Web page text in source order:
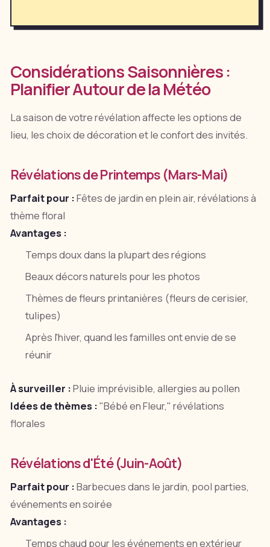
Considérations Saisonnières :
Planifier Autour de la Météo
La saison de votre révélation affecte les options de
lieu, les choix de décoration et le confort des invités.
Révélations de Printemps (Mars-Mai)
Parfait pour :Fêtes de jardin en plein air, révélations à
thème floral
Avantages :
Temps doux dans la plupart des régions
Beaux décors naturels pour les photos
Thèmes de fleurs printanières (fleurs de cerisier,
tulipes)
Après l'hiver, quand les familles ont envie de se
réunir
À surveiller :Pluie imprévisible, allergies au pollen
Idées de thèmes :"Bébé en Fleur," révélations
florales
Révélations d'Été (Juin-Août)
Parfait pour :Barbecues dans le jardin, pool parties,
événements en soirée
Avantages :
Temps chaud pour les événements en extérieur